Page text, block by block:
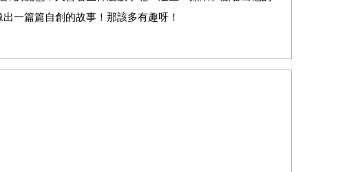
一篇篇自創的故事！那該多有趣呀！